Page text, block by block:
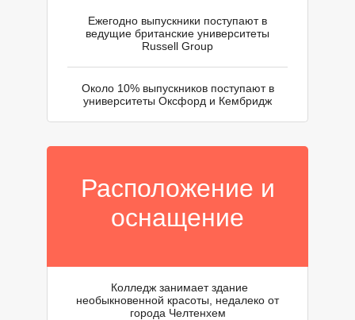
О
Ежегодно выпускники поступают в
ведущие британские университеты
Russell Group
Около 10% выпускников поступают в
университеты Оксфорд и Кембридж
Расположение и
оснащение
Колледж занимает здание
необыкновенной красоты, недалеко от
города Челтенхем